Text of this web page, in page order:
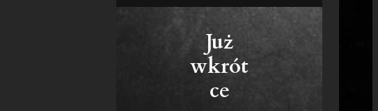
Już
wkrót
ce